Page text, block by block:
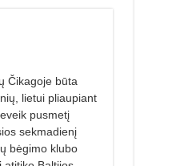
Čikagoje būta
lietui pliaupiant
pusmetį
sekmadienį
bėgimo klubo